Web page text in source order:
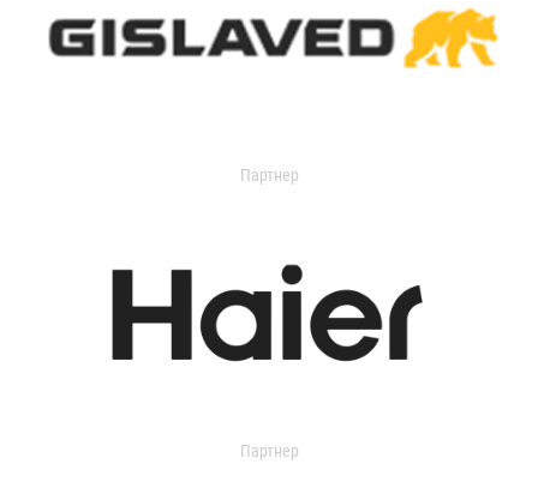
Партнер
Партнер